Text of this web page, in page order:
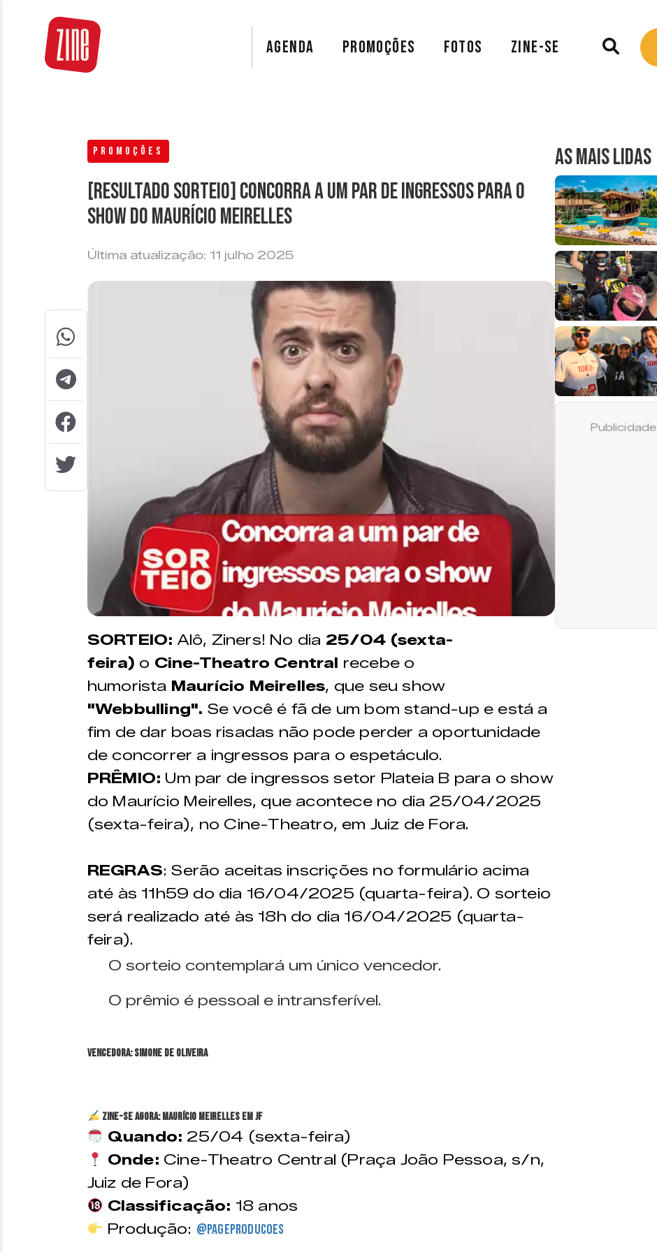
AGENDA PROMOÇÕES FOTOS ZINE-SE
PROMOÇÕES
[RESULTADO SORTEIO] Concorra a um par de ingressos para o
show do Maurício Meirelles
Última atualização: 11 julho 2025
SORTEIO: Alô, Ziners! No dia 25/04 (sexta-
feira) o Cine-Theatro Central recebe o
humorista Maurício Meirelles, que seu show
"Webbulling". Se você é fã de um bom stand-up e está a
fim de dar boas risadas não pode perder a oportunidade
de concorrer a ingressos para o espetáculo.
PRÊMIO: Um par de ingressos setor Plateia B para o show
do Maurício Meirelles, que acontece no dia 25/04/2025
(sexta-feira), no Cine-Theatro, em Juiz de Fora.
REGRAS: Serão aceitas inscrições no formulário acima
até às 11h59 do dia 16/04/2025 (quarta-feira). O sorteio
será realizado até às 18h do dia 16/04/2025 (quarta-
feira).
O sorteio contemplará um único vencedor.
O prêmio é pessoal e intransferível.
VENCEDORA: Simone de Oliveira
ZINE-SE AGORA: Maurício Meirelles em JF
Quando: 25/04 (sexta-feira)
Onde: Cine-Theatro Central (Praça João Pessoa, s/n,
Juiz de Fora)
Classificação: 18 anos
Produção: @pageproducoes
AS MAIS LIDAS
Publicidade